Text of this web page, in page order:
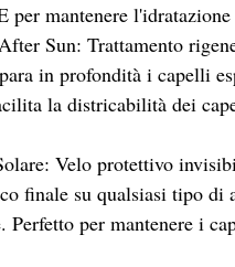
mantenere
Sun: Trattamento
in profondità i capelli
la districabilità dei
Velo protettivo
finale su qualsiasi tipo di
Perfetto per mantenere i